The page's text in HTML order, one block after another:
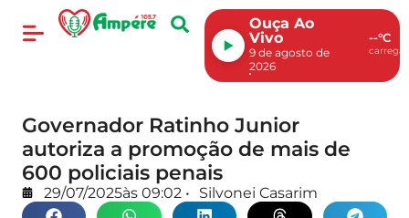
Ouça Ao
Vivo
9 de agosto de
2026
--°C
Governador Ratinho Junior
autoriza a promoção de mais de
600 policiais penais
29/07/2025às 09:02 • Silvonei Casarim